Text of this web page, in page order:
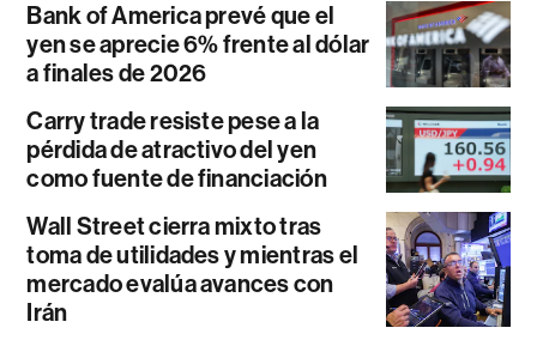
Bank of America prevé que el
yen se aprecie 6% frente al dólar
a finales de 2026
Carry trade resiste pese a la
pérdida de atractivo del yen
como fuente de financiación
Wall Street cierra mixto tras
toma de utilidades y mientras el
mercado evalúa avances con
Irán